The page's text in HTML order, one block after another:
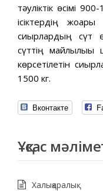
тәуліктік өсімі
ісіктердің
сиырлардың сүт
сүттің
көрсетілетін
1500 кг.
Вконтакте
Ұқсас
Халықаралық